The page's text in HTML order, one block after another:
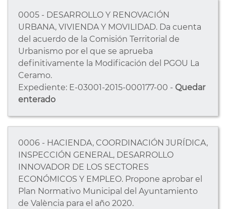
0005 - DESARROLLO Y RENOVACIÓN
URBANA, VIVIENDA Y MOVILIDAD. Da cuenta
del acuerdo de la Comisión Territorial de
Urbanismo por el que se aprueba
definitivamente la Modificación del PGOU La
Ceramo.
Expediente: E-03001-2015-000177-00 - Quedar
enterado
0006 - HACIENDA, COORDINACIÓN JURÍDICA,
INSPECCIÓN GENERAL, DESARROLLO
INNOVADOR DE LOS SECTORES
ECONÓMICOS Y EMPLEO. Propone aprobar el
Plan Normativo Municipal del Ayuntamiento
de València para el año 2020.